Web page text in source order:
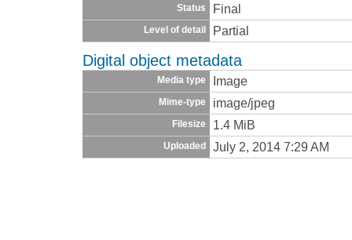
Status Final
Level of detail Partial
Digital object metadata
Media type Image
Mime-type image/jpeg
Filesize 1.4 MiB
Uploaded July 2, 2014 7:29 AM